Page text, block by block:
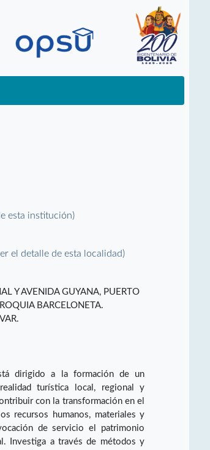
esta institución)
el detalle de esta localidad)
Y AVENIDA GUYANA, PUERTO
BARCELONETA.
dirigido a la formación de un
turística local, regional y
con la transformación en el
recursos humanos, materiales y
de servicio el patrimonio
Investiga a través de métodos y